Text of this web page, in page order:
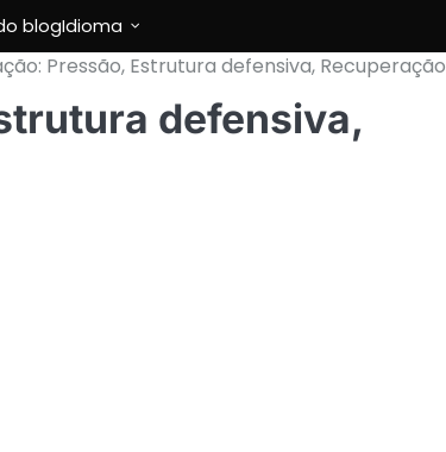
blogIdioma
Pressão, Estrutura defensiva, Recuperação
defensiva,